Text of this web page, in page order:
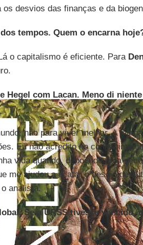
desvios das finanças e da
tempos. Quem o encarna
o capitalismo é eficiente. Para
Hegel com Lacan. Meno di
não para viver melhor. A
Eu não acredito no
vida quando, depois de uma
me ajudou a dilatar o desejo de
analista.
Se a URSS tivesse vencido,